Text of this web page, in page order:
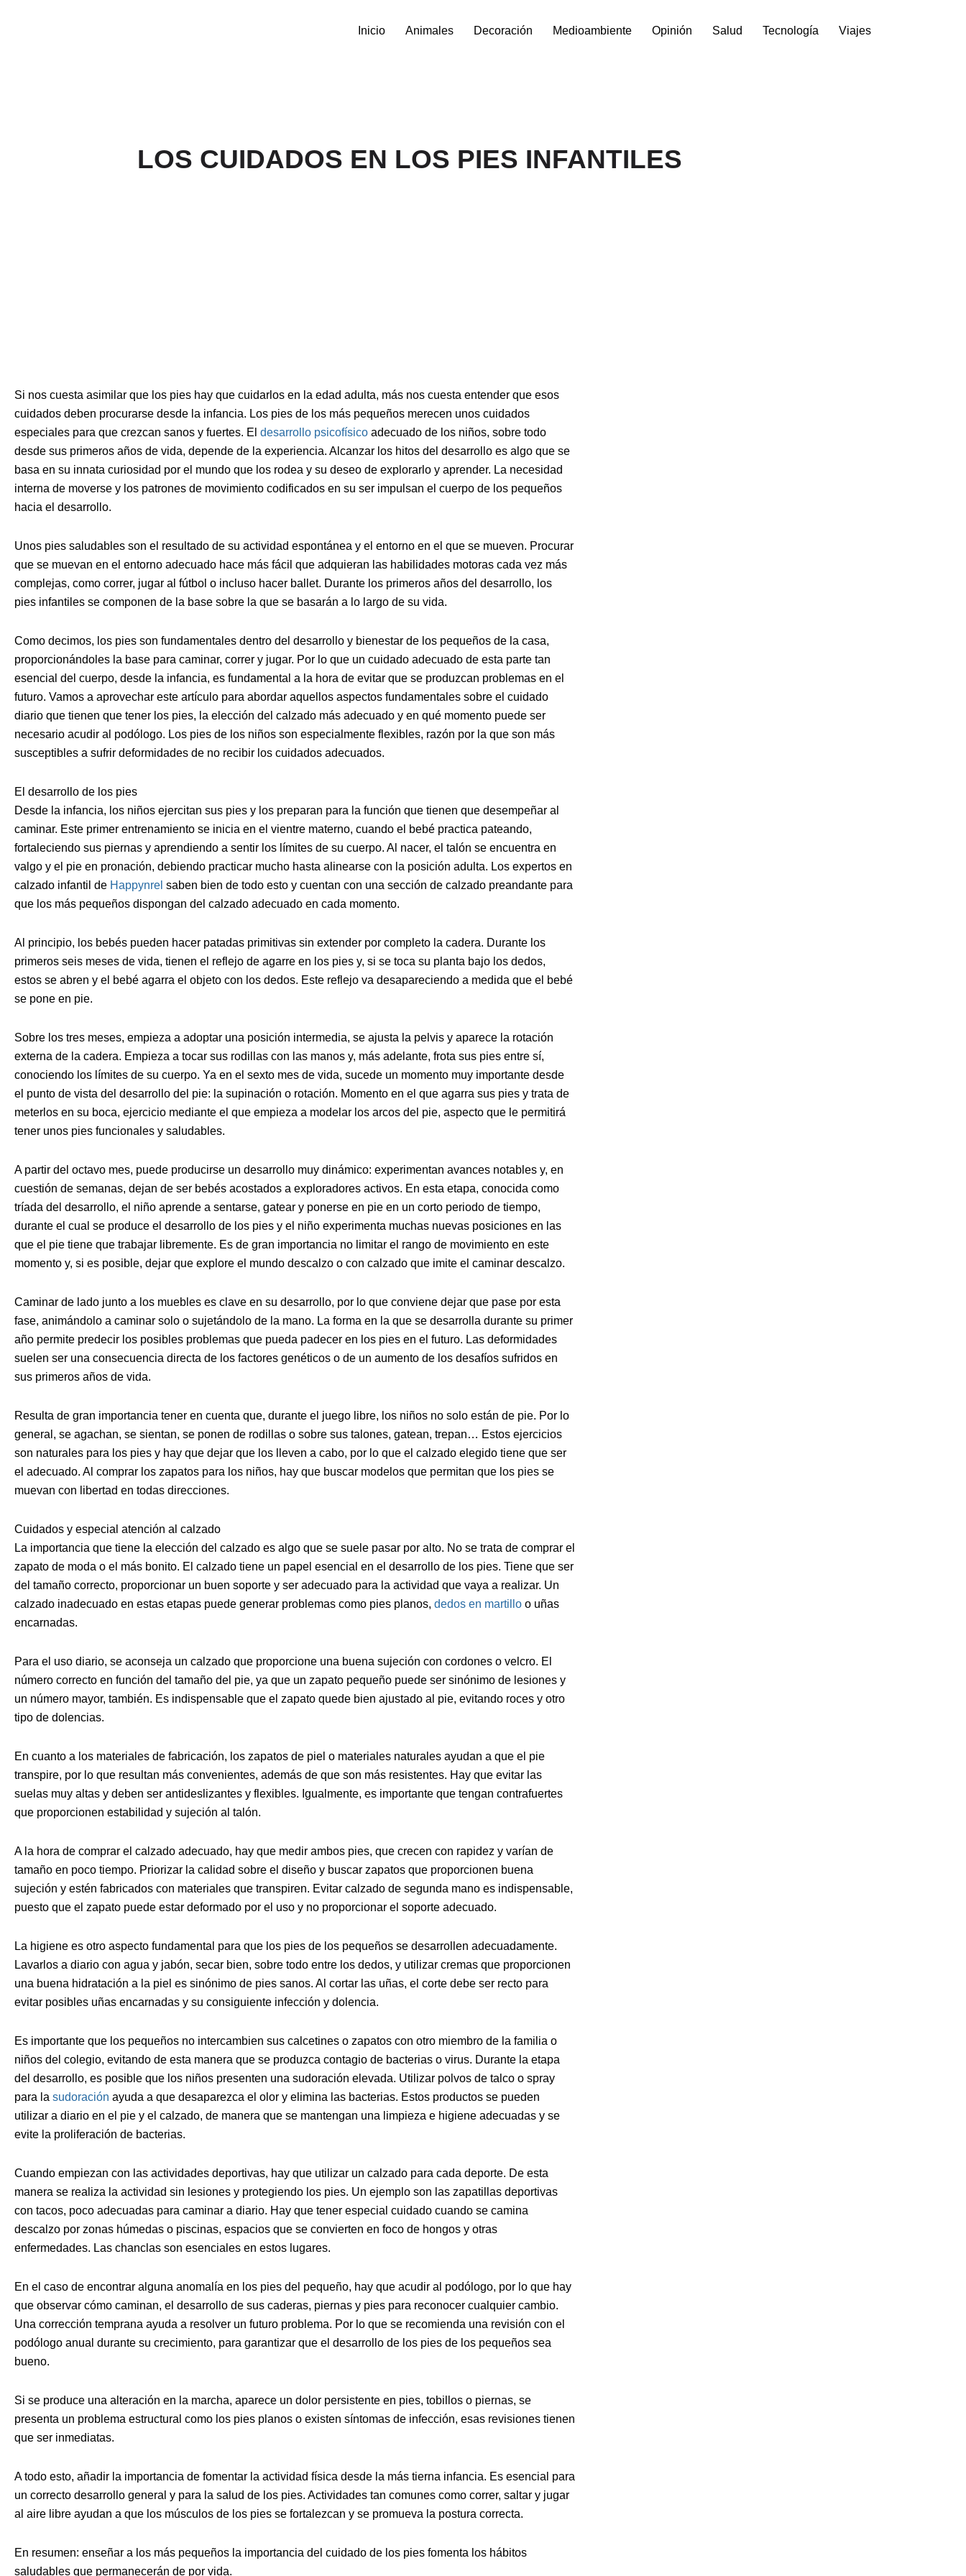
Inicio Animales Decoración Medioambiente Opinión Salud Tecnología Viajes
LOS CUIDADOS EN LOS PIES INFANTILES
Si nos cuesta asimilar que los pies hay que cuidarlos en la edad adulta, más nos cuesta entender que esos
cuidados deben procurarse desde la infancia. Los pies de los más pequeños merecen unos cuidados
especiales para que crezcan sanos y fuertes. El desarrollo psicofísico adecuado de los niños, sobre todo
desde sus primeros años de vida, depende de la experiencia. Alcanzar los hitos del desarrollo es algo que se
basa en su innata curiosidad por el mundo que los rodea y su deseo de explorarlo y aprender. La necesidad
interna de moverse y los patrones de movimiento codificados en su ser impulsan el cuerpo de los pequeños
hacia el desarrollo.
Unos pies saludables son el resultado de su actividad espontánea y el entorno en el que se mueven. Procurar
que se muevan en el entorno adecuado hace más fácil que adquieran las habilidades motoras cada vez más
complejas, como correr, jugar al fútbol o incluso hacer ballet. Durante los primeros años del desarrollo, los
pies infantiles se componen de la base sobre la que se basarán a lo largo de su vida.
Como decimos, los pies son fundamentales dentro del desarrollo y bienestar de los pequeños de la casa,
proporcionándoles la base para caminar, correr y jugar. Por lo que un cuidado adecuado de esta parte tan
esencial del cuerpo, desde la infancia, es fundamental a la hora de evitar que se produzcan problemas en el
futuro. Vamos a aprovechar este artículo para abordar aquellos aspectos fundamentales sobre el cuidado
diario que tienen que tener los pies, la elección del calzado más adecuado y en qué momento puede ser
necesario acudir al podólogo. Los pies de los niños son especialmente flexibles, razón por la que son más
susceptibles a sufrir deformidades de no recibir los cuidados adecuados.
El desarrollo de los pies
Desde la infancia, los niños ejercitan sus pies y los preparan para la función que tienen que desempeñar al
caminar. Este primer entrenamiento se inicia en el vientre materno, cuando el bebé practica pateando,
fortaleciendo sus piernas y aprendiendo a sentir los límites de su cuerpo. Al nacer, el talón se encuentra en
valgo y el pie en pronación, debiendo practicar mucho hasta alinearse con la posición adulta. Los expertos en
calzado infantil de Happynrel saben bien de todo esto y cuentan con una sección de calzado preandante para
que los más pequeños dispongan del calzado adecuado en cada momento.
Al principio, los bebés pueden hacer patadas primitivas sin extender por completo la cadera. Durante los
primeros seis meses de vida, tienen el reflejo de agarre en los pies y, si se toca su planta bajo los dedos,
estos se abren y el bebé agarra el objeto con los dedos. Este reflejo va desapareciendo a medida que el bebé
se pone en pie.
Sobre los tres meses, empieza a adoptar una posición intermedia, se ajusta la pelvis y aparece la rotación
externa de la cadera. Empieza a tocar sus rodillas con las manos y, más adelante, frota sus pies entre sí,
conociendo los límites de su cuerpo. Ya en el sexto mes de vida, sucede un momento muy importante desde
el punto de vista del desarrollo del pie: la supinación o rotación. Momento en el que agarra sus pies y trata de
meterlos en su boca, ejercicio mediante el que empieza a modelar los arcos del pie, aspecto que le permitirá
tener unos pies funcionales y saludables.
A partir del octavo mes, puede producirse un desarrollo muy dinámico: experimentan avances notables y, en
cuestión de semanas, dejan de ser bebés acostados a exploradores activos. En esta etapa, conocida como
tríada del desarrollo, el niño aprende a sentarse, gatear y ponerse en pie en un corto periodo de tiempo,
durante el cual se produce el desarrollo de los pies y el niño experimenta muchas nuevas posiciones en las
que el pie tiene que trabajar libremente. Es de gran importancia no limitar el rango de movimiento en este
momento y, si es posible, dejar que explore el mundo descalzo o con calzado que imite el caminar descalzo.
Caminar de lado junto a los muebles es clave en su desarrollo, por lo que conviene dejar que pase por esta
fase, animándolo a caminar solo o sujetándolo de la mano. La forma en la que se desarrolla durante su primer
año permite predecir los posibles problemas que pueda padecer en los pies en el futuro. Las deformidades
suelen ser una consecuencia directa de los factores genéticos o de un aumento de los desafíos sufridos en
sus primeros años de vida.
Resulta de gran importancia tener en cuenta que, durante el juego libre, los niños no solo están de pie. Por lo
general, se agachan, se sientan, se ponen de rodillas o sobre sus talones, gatean, trepan… Estos ejercicios
son naturales para los pies y hay que dejar que los lleven a cabo, por lo que el calzado elegido tiene que ser
el adecuado. Al comprar los zapatos para los niños, hay que buscar modelos que permitan que los pies se
muevan con libertad en todas direcciones.
Cuidados y especial atención al calzado
La importancia que tiene la elección del calzado es algo que se suele pasar por alto. No se trata de comprar el
zapato de moda o el más bonito. El calzado tiene un papel esencial en el desarrollo de los pies. Tiene que ser
del tamaño correcto, proporcionar un buen soporte y ser adecuado para la actividad que vaya a realizar. Un
calzado inadecuado en estas etapas puede generar problemas como pies planos, dedos en martillo o uñas
encarnadas.
Para el uso diario, se aconseja un calzado que proporcione una buena sujeción con cordones o velcro. El
número correcto en función del tamaño del pie, ya que un zapato pequeño puede ser sinónimo de lesiones y
un número mayor, también. Es indispensable que el zapato quede bien ajustado al pie, evitando roces y otro
tipo de dolencias.
En cuanto a los materiales de fabricación, los zapatos de piel o materiales naturales ayudan a que el pie
transpire, por lo que resultan más convenientes, además de que son más resistentes. Hay que evitar las
suelas muy altas y deben ser antideslizantes y flexibles. Igualmente, es importante que tengan contrafuertes
que proporcionen estabilidad y sujeción al talón.
A la hora de comprar el calzado adecuado, hay que medir ambos pies, que crecen con rapidez y varían de
tamaño en poco tiempo. Priorizar la calidad sobre el diseño y buscar zapatos que proporcionen buena
sujeción y estén fabricados con materiales que transpiren. Evitar calzado de segunda mano es indispensable,
puesto que el zapato puede estar deformado por el uso y no proporcionar el soporte adecuado.
La higiene es otro aspecto fundamental para que los pies de los pequeños se desarrollen adecuadamente.
Lavarlos a diario con agua y jabón, secar bien, sobre todo entre los dedos, y utilizar cremas que proporcionen
una buena hidratación a la piel es sinónimo de pies sanos. Al cortar las uñas, el corte debe ser recto para
evitar posibles uñas encarnadas y su consiguiente infección y dolencia.
Es importante que los pequeños no intercambien sus calcetines o zapatos con otro miembro de la familia o
niños del colegio, evitando de esta manera que se produzca contagio de bacterias o virus. Durante la etapa
del desarrollo, es posible que los niños presenten una sudoración elevada. Utilizar polvos de talco o spray
para la sudoración ayuda a que desaparezca el olor y elimina las bacterias. Estos productos se pueden
utilizar a diario en el pie y el calzado, de manera que se mantengan una limpieza e higiene adecuadas y se
evite la proliferación de bacterias.
Cuando empiezan con las actividades deportivas, hay que utilizar un calzado para cada deporte. De esta
manera se realiza la actividad sin lesiones y protegiendo los pies. Un ejemplo son las zapatillas deportivas
con tacos, poco adecuadas para caminar a diario. Hay que tener especial cuidado cuando se camina
descalzo por zonas húmedas o piscinas, espacios que se convierten en foco de hongos y otras
enfermedades. Las chanclas son esenciales en estos lugares.
En el caso de encontrar alguna anomalía en los pies del pequeño, hay que acudir al podólogo, por lo que hay
que observar cómo caminan, el desarrollo de sus caderas, piernas y pies para reconocer cualquier cambio.
Una corrección temprana ayuda a resolver un futuro problema. Por lo que se recomienda una revisión con el
podólogo anual durante su crecimiento, para garantizar que el desarrollo de los pies de los pequeños sea
bueno.
Si se produce una alteración en la marcha, aparece un dolor persistente en pies, tobillos o piernas, se
presenta un problema estructural como los pies planos o existen síntomas de infección, esas revisiones tienen
que ser inmediatas.
A todo esto, añadir la importancia de fomentar la actividad física desde la más tierna infancia. Es esencial para
un correcto desarrollo general y para la salud de los pies. Actividades tan comunes como correr, saltar y jugar
al aire libre ayudan a que los músculos de los pies se fortalezcan y se promueva la postura correcta.
En resumen: enseñar a los más pequeños la importancia del cuidado de los pies fomenta los hábitos
saludables que permanecerán de por vida.